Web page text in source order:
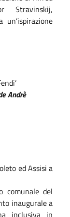
Stravinskij,
Andrè
ed Assisi a
comunale del
inaugurale a
inclusiva in